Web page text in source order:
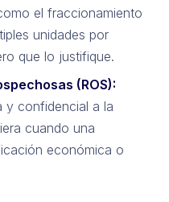
el fraccionamiento
unidades por
que lo justifique.
(ROS):
y confidencial a la
cuando una
económica o